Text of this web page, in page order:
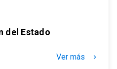
del Estado
Ver más keyboard_arrow_right